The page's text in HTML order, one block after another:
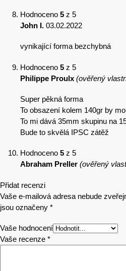
Hodnoceno 5 z 5
John I. 03.02.2022
vynikající forma bezchybná
Hodnoceno 5 z 5
Philippe Proulx (ověřený
Super pěkná forma
To obsazení kolem 140gr by
To mi dává 35mm skupinu na
Bude to skvělá IPSC zátěž
Hodnoceno 5 z 5
Abraham Preller (ověřený
Přidat recenzi
Vaše e-mailová adresa nebude
jsou označeny *
Vaše hodnocení
Vaše recenze *